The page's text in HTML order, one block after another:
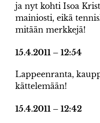
ja nyt kohti Isoa
mainiosti, eikä
mitään merkkejä!
15.4.2011 – 12:54
Lappeenranta,
kättelemään!
15.4.2011 – 12:42